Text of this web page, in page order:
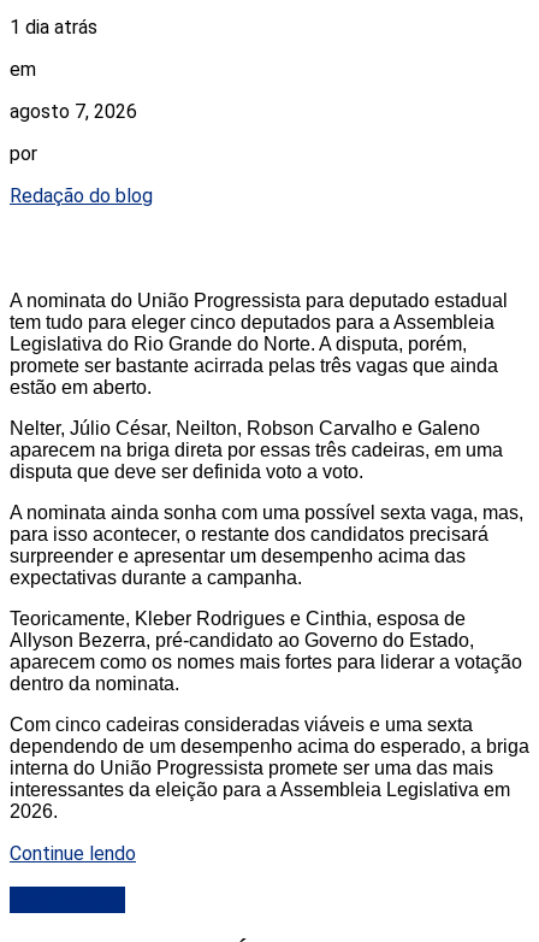
1 dia atrás
em
agosto 7, 2026
por
Redação do blog
A nominata do União Progressista para deputado estadual
tem tudo para eleger cinco deputados para a Assembleia
Legislativa do Rio Grande do Norte. A disputa, porém,
promete ser bastante acirrada pelas três vagas que ainda
estão em aberto.
Nelter, Júlio César, Neilton, Robson Carvalho e Galeno
aparecem na briga direta por essas três cadeiras, em uma
disputa que deve ser definida voto a voto.
A nominata ainda sonha com uma possível sexta vaga, mas,
para isso acontecer, o restante dos candidatos precisará
surpreender e apresentar um desempenho acima das
expectativas durante a campanha.
Teoricamente, Kleber Rodrigues e Cinthia, esposa de
Allyson Bezerra, pré-candidato ao Governo do Estado,
aparecem como os nomes mais fortes para liderar a votação
dentro da nominata.
Com cinco cadeiras consideradas viáveis e uma sexta
dependendo de um desempenho acima do esperado, a briga
interna do União Progressista promete ser uma das mais
interessantes da eleição para a Assembleia Legislativa em
2026.
Continue lendo